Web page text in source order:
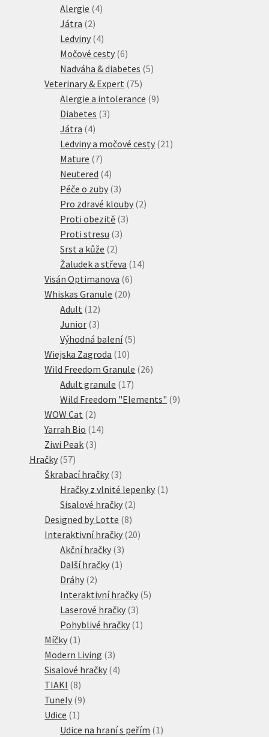
Alergie 44
Játra 22
produkty
Ledviny 44
produkty
Močové cesty 66
produktů
Nadváha & diabetes 55
Veterinary & Expert 7575
produktů
Alergie a intolerance 99
Diabetes 33
Játra 44
produkty
Ledviny a močové cesty 21 21
Mature 77
produktů
Neutered 44
produkty
Péče o zuby 33
produkty
Pro zdravé klouby 22
Proti obezitě 33
Proti stresu 33
Srst a kůže 22
produkty
Žaludek a střeva 1414
Visán Optimanova 66
produktů
Whiskas Granule 2020
Adult 1212
produktů
Junior 33
produkty
Výhodná balení 55
Wiejska Zagroda 1010
produktů
Wild Freedom Granule 2626
Adult granule 1717
produktů
Wild Freedom "Elements" 99
WOW Cat 22
produkty
Yarrah Bio 1414
Ziwi Peak 33
Hračky 5757
produktů
Škrabací hračky 33
produkty
Hračky z vlnité lepenky 1 1
Sisalové hračky 22
Designed by Lotte 88
produktů
Interaktivní hračky 2020
Akční hračky 33
produkty
Další hračky 1 1
Dráhy 22
produkty
Interaktivní hračky 55
Laserové hračky 33
produkty
Pohyblivé hračky 1 1
Míčky 1 1
produkt
Modern Living 33
produkty
Sisalové hračky 44
TIAKI 88
produktů
Tunely 99
Udice 1 1
produkt
Udice na hraní s peřím 1 1